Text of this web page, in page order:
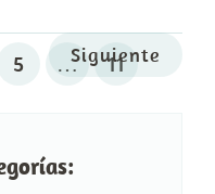
5 … 11
Siguiente